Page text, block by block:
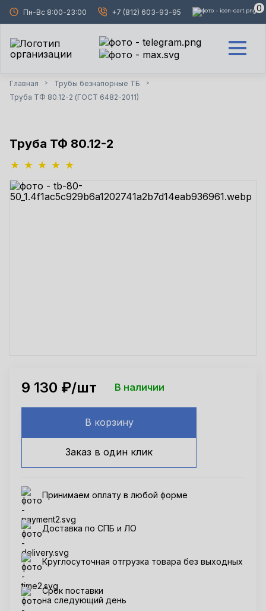
Пн-Вс 8:00-23:00 +7 (812) 603-93-95 0
Главная > Трубы безнапорные ТБ >
Труба ТФ 80.12-2 (ГОСТ 6482-2011)
Труба ТФ 80.12-2
9 130 ₽/шт В наличии
В корзину
Заказ в один клик
Принимаем оплату в любой форме
Доставка по СПБ и ЛО
Круглосуточная отгрузка товара без выходных
Срок поставки
на следующий день